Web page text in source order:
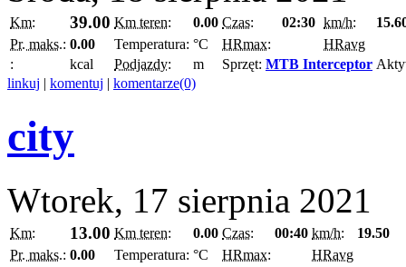
Km: 39.00 Km teren: 0.00 Czas: 02:30 km/h:
Pr. maks.: 0.00 Temperatura: °C HRmax:
HRavg
:
kcal Podjazdy: m Sprzęt: MTB Interceptor
linkuj | komentuj | komentarze(0)
city
Wtorek, 17 sierpnia 2021
Km: 13.00 Km teren: 0.00 Czas: 00:40 km/h:
19.50
Pr. maks.: 0.00 Temperatura: °C HRmax:
HRavg